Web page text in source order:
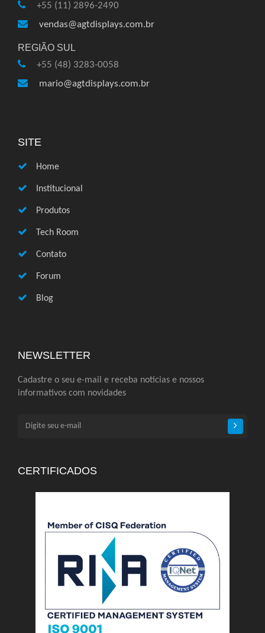
+55 (11) 2896-2490
vendas@agtdisplays.com.br
REGIÃO SUL
+55 (48) 3283-0058
mario@agtdisplays.com.br
SITE
Home
Institucional
Produtos
Tech Room
Contato
Forum
Blog
NEWSLETTER
Cadastre o seu e-mail e receba noticias e nossos
informativos com novidades
CERTIFICADOS